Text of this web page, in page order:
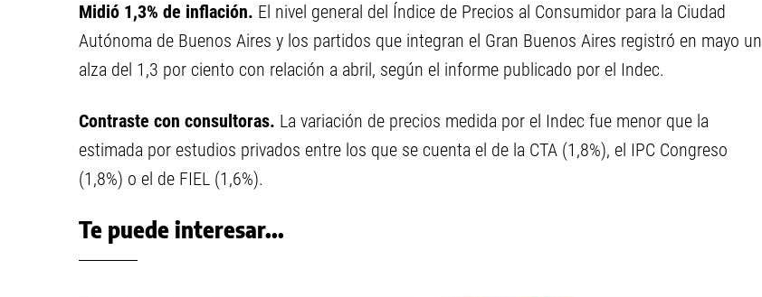
Midió 1,3% de inflación. El nivel general del Índice de Precios al Consumidor para la Ciudad
Autónoma de Buenos Aires y los partidos que integran el Gran Buenos Aires registró en mayo un
alza del 1,3 por ciento con relación a abril, según el informe publicado por el Indec.
Contraste con consultoras. La variación de precios medida por el Indec fue menor que la
estimada por estudios privados entre los que se cuenta el de la CTA (1,8%), el IPC Congreso
(1,8%) o el de FIEL (1,6%).
Te puede interesar...